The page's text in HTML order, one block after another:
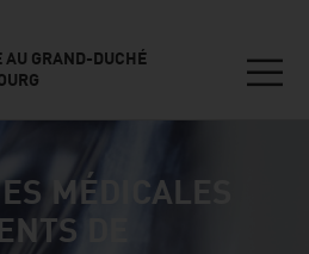
AU GRAND-DUCHÉ
MÉDICALES
DE